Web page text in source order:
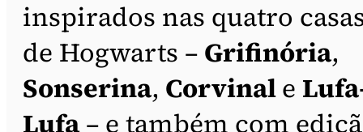
inspirados nas quatro
de Hogwarts – Grifinória,
Sonserina, Corvinale
Lufa– e também com